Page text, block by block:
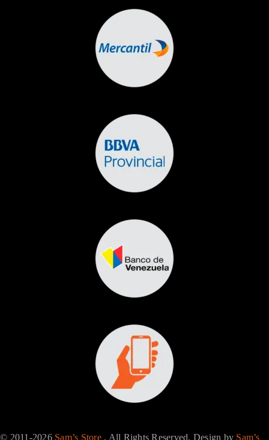
© 2011-2026 Sam’s Store. All Rights Reserved. Design by Sam’s